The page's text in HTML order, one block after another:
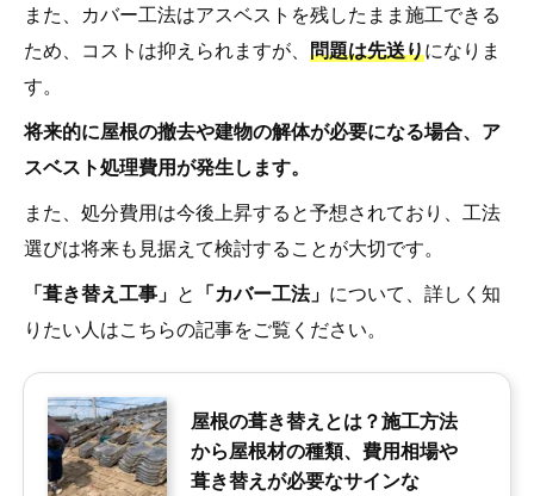
また、カバー工法はアスベストを残したまま施工できる
ため、コストは抑えられますが、問題は先送りになりま
す。
将来的に屋根の撤去や建物の解体が必要になる場合、ア
スベスト処理費用が発生します。
また、処分費用は今後上昇すると予想されており、工法
選びは将来も見据えて検討することが大切です。
「葺き替え工事」 と 「カバー工法」 について、詳しく知
りたい人はこちらの記事をご覧ください。
屋根の葺き替えとは？施工方法
から屋根材の種類、費用相場や
葺き替えが必要なサインな